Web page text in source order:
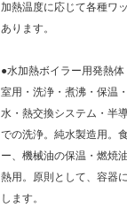
加熱温度に応じて各種ワ
あります。
●水加熱ボイラー用発熱
室用・洗浄・煮沸・保温
水・熱交換システム・半
での洗浄。純水製造用。
ー、機械油の保温・燃焼
熱用。原則として、容器
します。